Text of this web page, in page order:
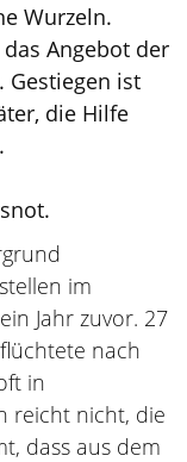
Wurzeln.
Angebot der
Gestiegen ist
die Hilfe
im
Jahr zuvor. 27
nach
in
reicht nicht, die
dass aus dem